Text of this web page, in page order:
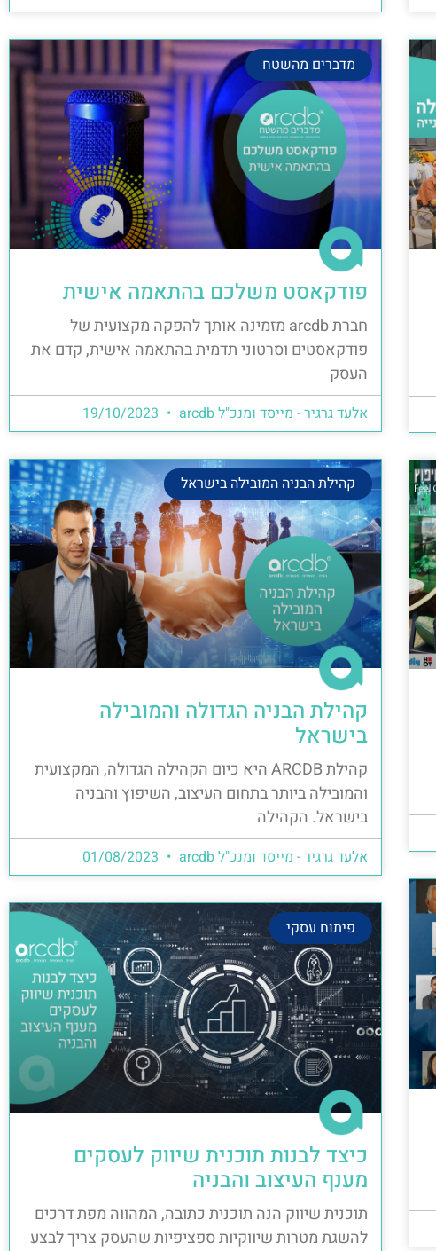
מדברים מהשטח
פודקאסט משלכם בהתאמה אישית
חברת arcdb מזמינה אותך להפקה מקצועית של
פודקאסטים וסרטוני תדמית בהתאמה אישית, קדם את
העסק
אלעד גרגיר - מייסד ומנכ"ל arcdb
קהילת הבניה המובילה בישראל
קהילת הבניה הגדולה והמובילה
בישראל
קהילת ARCDB היא כיום הקהילה הגדולה, המקצועית
והמובילה ביותר בתחום העיצוב, השיפוץ והבניה
בישראל. הקהילה
אלעד גרגיר - מייסד ומנכ"ל arcdb
פיתוח עסקי
כיצד לבנות תוכנית שיווק לעסקים
מענף העיצוב והבניה
תוכנית שיווק הנה תוכנית כתובה, המהווה מפת דרכים
להשגת מטרות שיווקיות ספציפיות שהעסק צריך לבצע